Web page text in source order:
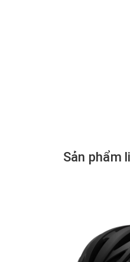
Sản phẩm